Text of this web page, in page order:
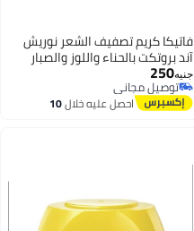
فاتيكا كريم تصفيف الشعر نوريش
آند بروتكت بالحناء واللوز والصبار
190 مل
جنيه250
توصيل مجاني
توصيل مجانياحصل عليه خلال10